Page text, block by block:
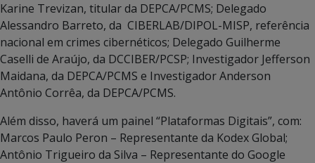
Karine Trevizan, titular da DEPCA/PCMS; Delegado
Alessandro Barreto, da CIBERLAB/DIPOL-MISP, referência
nacional em crimes cibernéticos; Delegado Guilherme
Caselli de Araújo, da DCCIBER/PCSP; Investigador Jefferson
Maidana, da DEPCA/PCMS e Investigador Anderson
Antônio Corrêa, da DEPCA/PCMS.
Além disso, haverá um painel “Plataformas Digitais”, com:
Marcos Paulo Peron – Representante da Kodex Global;
Antônio Trigueiro da Silva – Representante do Google